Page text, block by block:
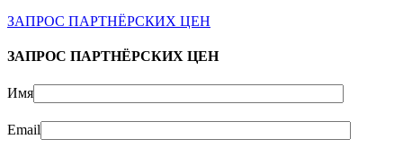
ЗАПРОС ПАРТНЁРСКИХ ЦЕН
ЗАПРОС ПАРТНЁРСКИХ ЦЕН
Имя
Email